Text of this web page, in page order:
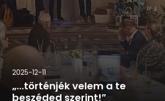
2025-12-11
„…történjék velem a te
beszéded szerint!”